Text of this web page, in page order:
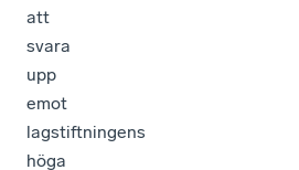
att
svara
upp
emot
lagstiftningens
höga